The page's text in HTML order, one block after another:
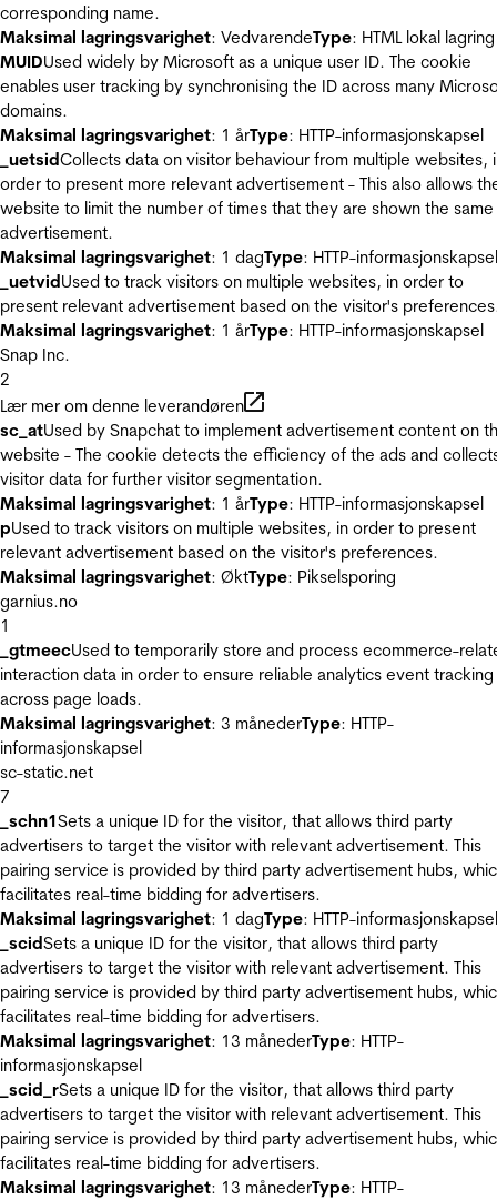
corresponding name.
Maksimal lagringsvarighet: VedvarendeType: HTML lokal lagring
MUIDUsed widely by Microsoft as a unique user ID. The cookie
enables user tracking by synchronising the ID across many
domains.
Maksimal lagringsvarighet: 1 årType: HTTP-informasjonskapsel
_uetsidCollects data on visitor behaviour from multiple websites,
order to present more relevant advertisement - This also allows
website to limit the number of times that they are shown the same
advertisement.
Maksimal lagringsvarighet: 1 dagType: HTTP-informasjonskapsel
_uetvidUsed to track visitors on multiple websites, in order to
present relevant advertisement based on the visitor's
Maksimal lagringsvarighet: 1 årType: HTTP-informasjonskapsel
Snap Inc.
2
Lær mer om denne leverandøren
sc_atUsed by Snapchat to implement advertisement content on
website - The cookie detects the efficiency of the ads and
visitor data for further visitor segmentation.
Maksimal lagringsvarighet: 1 årType: HTTP-informasjonskapsel
pUsed to track visitors on multiple websites, in order to present
relevant advertisement based on the visitor's preferences.
Maksimal lagringsvarighet: ØktType: Pikselsporing
garnius.no
1
_gtmeecUsed to temporarily store and process ecommerce-
interaction data in order to ensure reliable analytics event tracking
across page loads.
Maksimal lagringsvarighet: 3 månederType: HTTP-
informasjonskapsel
sc-static.net
7
_schn1Sets a unique ID for the visitor, that allows third party
advertisers to target the visitor with relevant advertisement. This
pairing service is provided by third party advertisement hubs,
facilitates real-time bidding for advertisers.
Maksimal lagringsvarighet: 1 dagType: HTTP-informasjonskapsel
_scidSets a unique ID for the visitor, that allows third party
advertisers to target the visitor with relevant advertisement. This
pairing service is provided by third party advertisement hubs,
facilitates real-time bidding for advertisers.
Maksimal lagringsvarighet: 13 månederType: HTTP-
informasjonskapsel
_scid_rSets a unique ID for the visitor, that allows third party
advertisers to target the visitor with relevant advertisement. This
pairing service is provided by third party advertisement hubs,
facilitates real-time bidding for advertisers.
Maksimal lagringsvarighet: 13 månederType: HTTP-